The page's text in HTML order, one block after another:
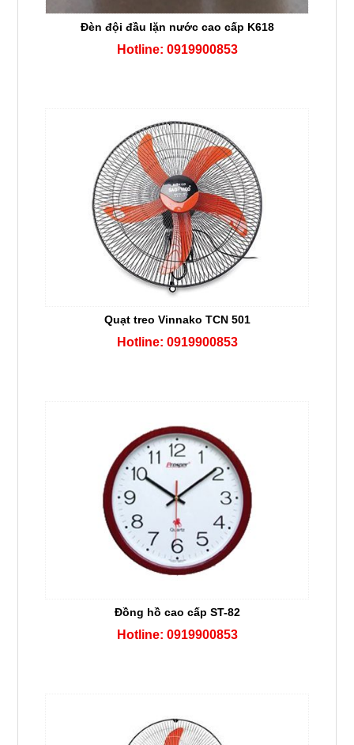
Đèn đội đầu lặn nước cao cấp K618
Hotline: 0919900853
Quạt treo Vinnako TCN 501
Hotline: 0919900853
Đồng hồ cao cấp ST-82
Hotline: 0919900853